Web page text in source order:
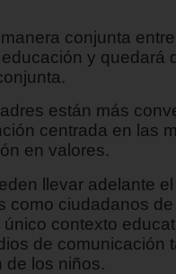
conjunta
y quedará
están más
centrada en las
en valores.
llevar adelante
como ciudadanos
contexto
de comunicación
de los niños.